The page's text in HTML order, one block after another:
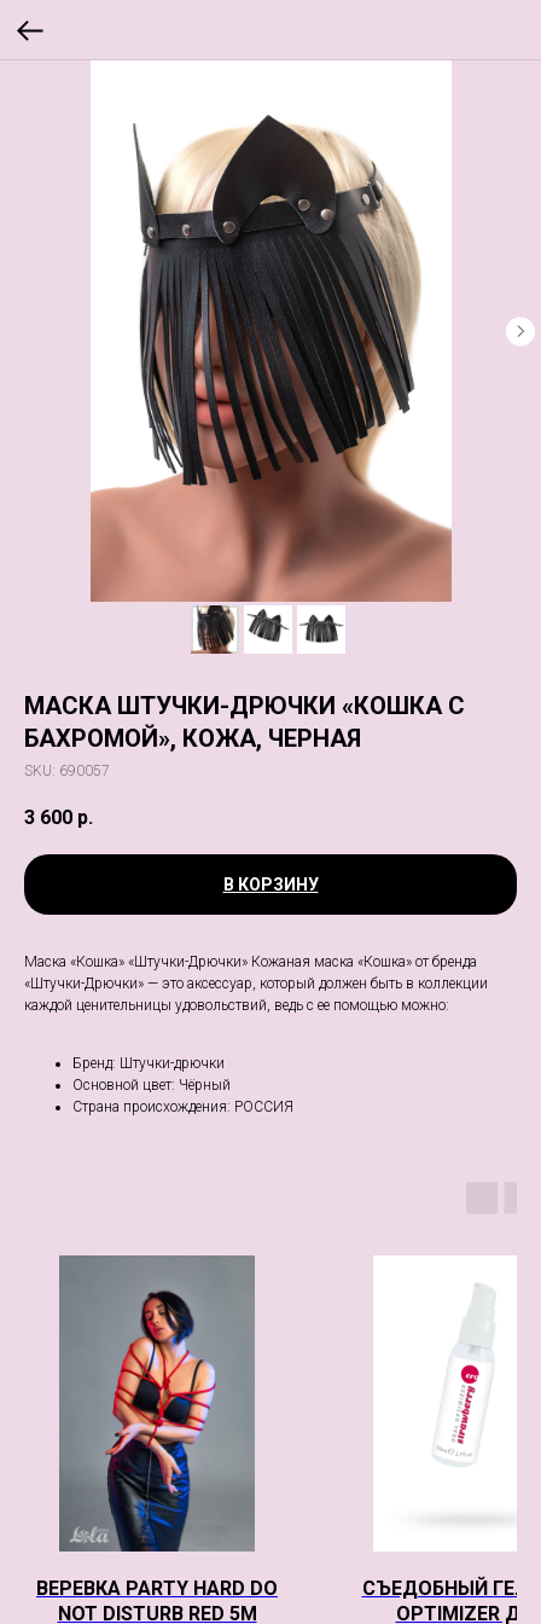
МАСКА ШТУЧКИ-ДРЮЧКИ «КОШКА С
БАХРОМОЙ», КОЖА, ЧЕРНАЯ
SKU: 690057
3 600 р.
В КОРЗИНУ
Маска «Кошка» «Штучки-Дрючки» Кожаная маска «Кошка» от бренда
«Штучки-Дрючки» — это аксессуар, который должен быть в коллекции
каждой ценительницы удовольствий, ведь с ее помощью можно:
Бренд: Штучки-дрючки
Основной цвет: Чёрный
Страна происхождения: РОССИЯ
ВЕРЕВКА PARTY HARD DO
NOT DISTURB RED 5М
СЪЕДОБНЫЙ ГЕЛЬ
OPTIMIZER